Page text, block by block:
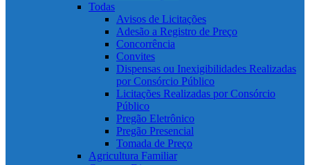
Todas
Avisos de Licitações
Adesão a Registro de Preço
Concorrência
Convites
Dispensas ou Inexigibilidades Realizadas
por Consórcio Público
Licitações Realizadas por Consórcio
Público
Pregão Eletrônico
Pregão Presencial
Tomada de Preço
Agricultura Familiar